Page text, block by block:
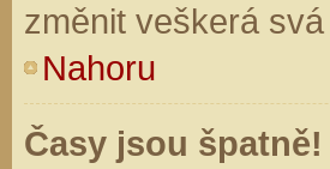
změnit veškerá
Nahoru
Časy jsou špatně!